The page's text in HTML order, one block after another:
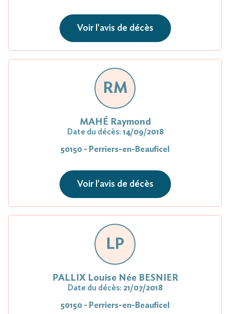
Voir l'avis de décès
RM
MAHÉ Raymond
Date du décès: 14/09/2018
50150 - Perriers-en-Beauficel
Voir l'avis de décès
LP
PALLIX Louise Née BESNIER
Date du décès: 21/07/2018
50150 - Perriers-en-Beauficel